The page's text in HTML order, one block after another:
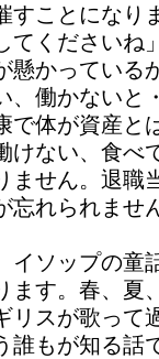
すことになり
てくださいね
懸かっている
、働かないと
で体が資産と
けない、食べ
ません。退職
忘れられませ
イソップの童
ます。春、夏
リスが歌って
誰もが知る話